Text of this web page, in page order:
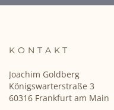
KONTAKT
Joachim Goldberg
Königswarterstraße 3
60316 Frankfurt am Main